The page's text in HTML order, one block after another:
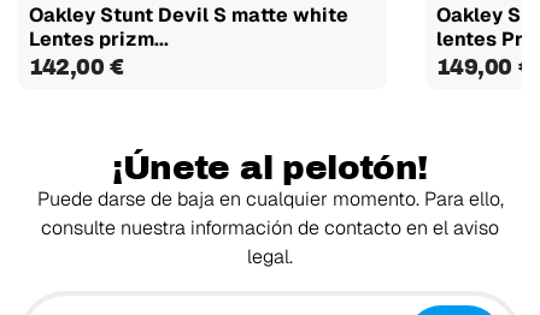
Oakley Stunt Devil S matte white
Lentes prizm...
142,00 €
Oakley
lentes
149,00 €
¡Únete al pelotón!
Puede darse de baja en cualquier momento. Para ello,
consulte nuestra información de contacto en el aviso
legal.